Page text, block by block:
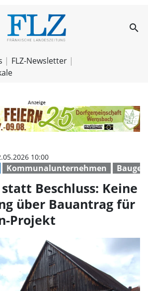
Mitteilung stattsearch
FLZ-Newsletter
Kommunalunternehmen
10:00
Beschluss: Keine
über Bauantrag für
Projekt